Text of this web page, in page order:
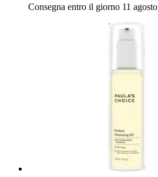
Consegna entro il giorno 11 agosto